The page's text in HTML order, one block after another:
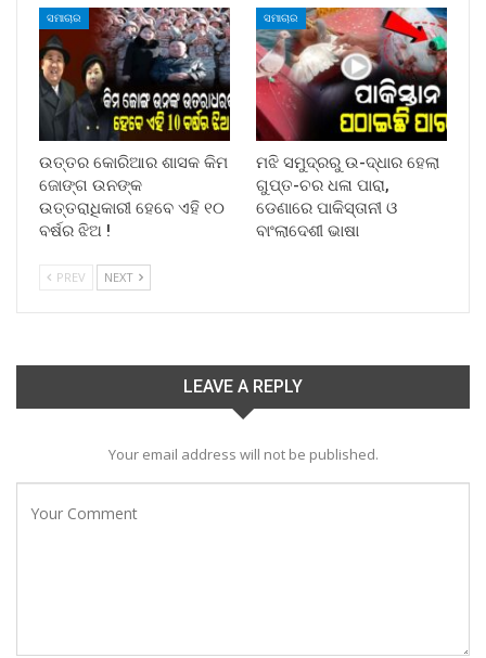
ସମାଚାର
ଉତ୍ତର କୋରିଆର ଶାସକ କିମ
ଜୋଙ୍ଗ ଉନଙ୍କ
ଉତ୍ତରାଧିକାରୀ ହେବେ ଏହି ୧୦
ବର୍ଷର ଝିଅ !
ସମାଚାର
ମଝି ସମୁଦ୍ରରୁ ଉ-ଦ୍ଧାର ହେଲା
ଗୁପ୍ତ-ଚର ଧଳା ପାରା,
ଡେଣାରେ ପାକିସ୍ତାନୀ ଓ
ବାଂଲାଦେଶୀ ଭାଷା
PREV NEXT
LEAVE A REPLY
Your email address will not be published.